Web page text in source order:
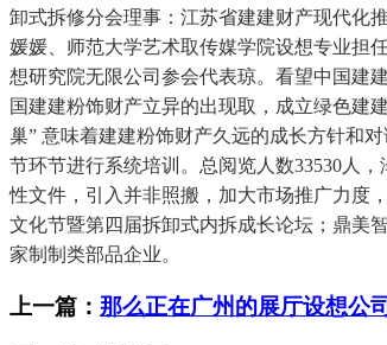
卸式拆修分会理事：江苏省建建财产现代化
媛媛、师范大学艺术取传媒学院设想专业担
想研究院无限公司参会代表琼。看望中国建
国建建粉饰财产立异的出现取，成立绿色建
巢” 意味着建建粉饰财产久远的成长方针和
节环节进行系统培训。总阅览人数33530人
性文件，引入并非照搬，加大市场推广力度
文化节暨第四届拆卸式内拆成长论坛；鼎美
家制制类部品企业。
上一篇： 那么正在广州的展厅设想公